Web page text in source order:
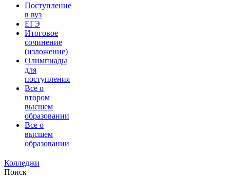
Поступление
в вуз
ЕГЭ
Итоговое
сочинение
(изложение)
Олимпиады
для
поступления
Все о
втором
высшем
образовании
Все о
высшем
образовании
Колледжи
Поиск